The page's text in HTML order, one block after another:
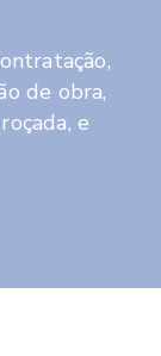
de obra,
e